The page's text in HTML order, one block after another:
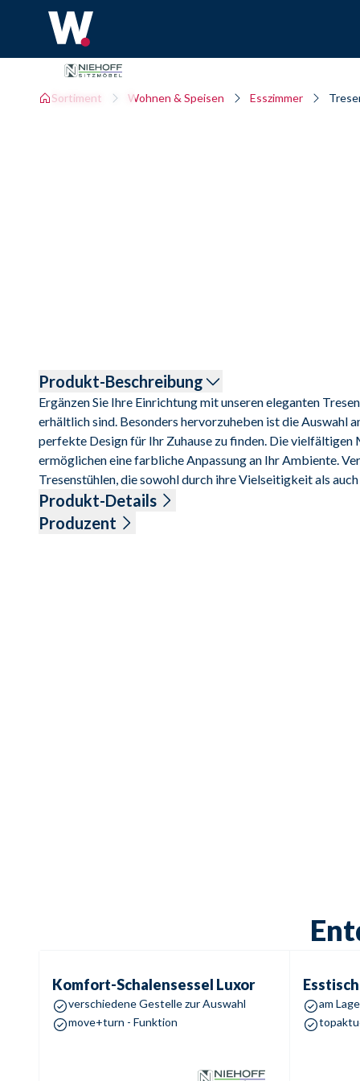
Sortiment Wohnen & Speisen Esszimmer
Produkt-Beschreibung
Ergänzen Sie Ihre Einrichtung mit unseren eleganten
erhältlich sind. Besonders hervorzuheben ist die Auswahl
perfekte Design für Ihr Zuhause zu finden. Die
ermöglichen eine farbliche Anpassung an Ihr Ambiente.
Tresenstühlen, die sowohl durch ihre Vielseitigkeit als
Produkt-Details
Microfaser, 100% Polyester, Farbe anthrazit,
Produzent
Komfort-Schalensessel Luxor
verschiedene Gestelle zur Auswahl
move+turn - Funktion
Esstisch
am